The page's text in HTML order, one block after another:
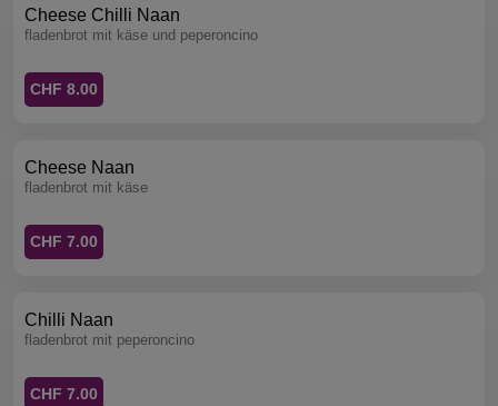
Cheese Chilli Naan
fladenbrot mit käse und peperoncino
CHF 8.00
Cheese Naan
fladenbrot mit käse
CHF 7.00
Chilli Naan
fladenbrot mit peperoncino
CHF 7.00